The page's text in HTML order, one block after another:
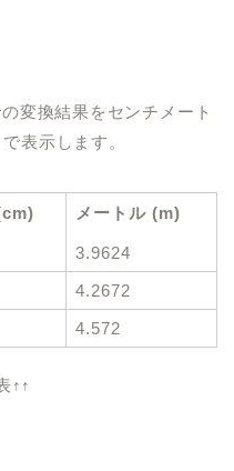
変換結果をセンチメート
表示します。
メートル (m)
3.9624
4.2672
4.572
↑↑